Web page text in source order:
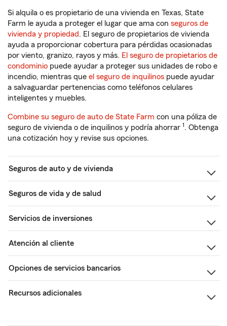
Si alquila o es propietario de una vivienda en Texas, State
Farm le ayuda a proteger el lugar que ama con seguros de
vivienda y propiedad. El seguro de propietarios de vivienda
ayuda a proporcionar cobertura para pérdidas ocasionadas
por viento, granizo, rayos y más. El seguro de propietarios de
condominio puede ayudar a proteger sus unidades de robo e
incendio, mientras que el seguro de inquilinos puede ayudar
a salvaguardar pertenencias como teléfonos celulares
inteligentes y muebles.
Combine su seguro de auto de State Farm con una póliza de
seguro de vivienda o de inquilinos y podría ahorrar 1. Obtenga
una cotización hoy y revise sus opciones.
Seguros de auto y de vivienda
Seguros de vida y de salud
Servicios de inversiones
Atención al cliente
Opciones de servicios bancarios
Recursos adicionales